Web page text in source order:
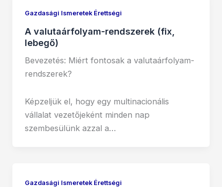
Gazdasági Ismeretek Érettségi
A valutaárfolyam-rendszerek (fix,
lebegő)
Bevezetés: Miért fontosak a valutaárfolyam-
rendszerek?
Képzeljük el, hogy egy multinacionális
vállalat vezetőjeként minden nap
szembesülünk azzal a…
Gazdasági Ismeretek Érettségi